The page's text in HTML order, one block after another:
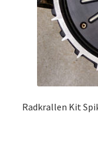
Radkrallen Kit